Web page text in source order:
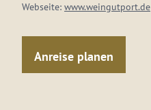
Webseite: www.weingutport.de
Anreise planen